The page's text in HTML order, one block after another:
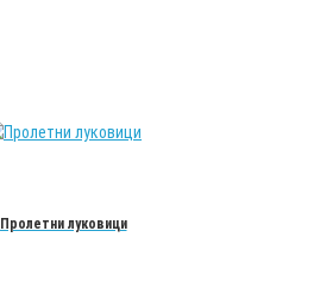
Пролетни луковици